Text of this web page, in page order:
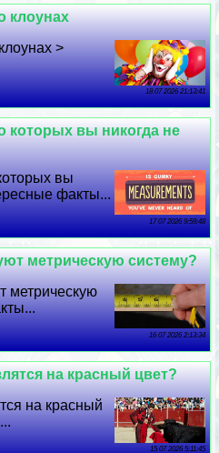
клоунах
>
18 07 2026 21:13:41
которых вы никогда не
вы
факты...
17 07 2026 9:59:48
метрическую систему?
метрическую
16 07 2026 2:13:34
на красный цвет?
на красный
15 07 2026 5:11:45